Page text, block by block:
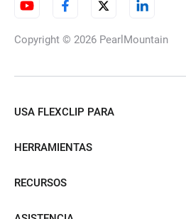
Copyright © 2026 PearlMountain
USA FLEXCLIP PARA
HERRAMIENTAS
RECURSOS